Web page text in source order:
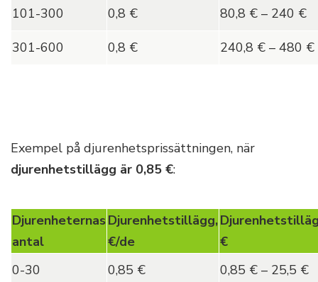
101-300
0,8 €
80,8 € – 240 €
301-600
0,8 € 240,8 € – 480 €
Exempel på djurenhetsprissättningen, när
djurenhetstillägg är 0,85 €:
Djurenheternas
antal
Djurenhetstillägg,
€/de
€
0-30
0,85 €
0,85 € – 25,5 €